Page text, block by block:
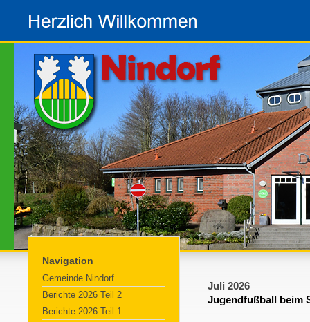
Navigation
Gemeinde Nindorf
Berichte 2026 Teil 2
Berichte 2026 Teil 1
Juli 2026
Jugendfußball beim